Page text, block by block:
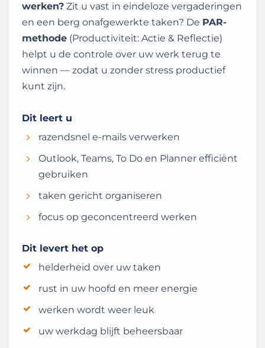
werken? Zit u vast in eindeloze vergaderingen
en een berg onafgewerkte taken? De PAR-
methode (Productiviteit: Actie & Reflectie)
helpt u de controle over uw werk terug te
winnen — zodat u zonder stress productief
kunt zijn.
Dit leert u
razendsnel e-mails verwerken
Outlook, Teams, To Do en Planner efficiënt
gebruiken
taken gericht organiseren
focus op geconcentreerd werken
Dit levert het op
helderheid over uw taken
rust in uw hoofd en meer energie
werken wordt weer leuk
uw werkdag blijft beheersbaar